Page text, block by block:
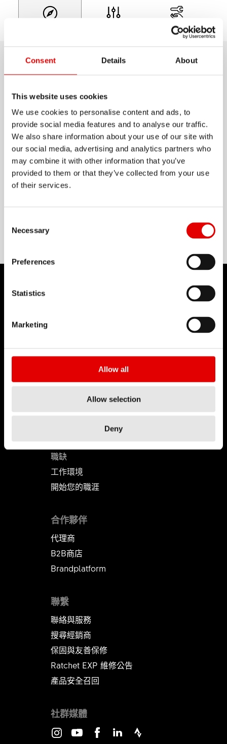
Consent Details About
This website uses cookies
We use cookies to personalise content and ads, to
provide social media features and to analyse our traffic.
We also share information about your use of our site with
our social media, advertising and analytics partners who
may combine it with other information that you’ve
provided to them or that they’ve collected from your use
of their services.
Necessary
Preferences
Statistics
Marketing
Allow all
Allow selection
Deny
產品支援
總覽
胖胎輪圈必須與超寬輪胎完美協調， 以及高穩定性和
低重量之間的平衡。 DT Swiss BR 710 系列的輪圈創
造了這一點， 這得益于特別開發的型材， 高強度鋁
合金以及巧妙的切削。
顯示更多
使命
DT Swiss 全球
反仿冒聲明
工作 & 職涯
職缺
工作環境
開始您的職涯
聯繫
聯絡與服務
搜尋經銷商
保固與友善保修
Ratchet EXP 維修公告​​​​​​​
產品安全召回
合作夥伴
代理商
B2B商店
Brandplatform
社群媒體